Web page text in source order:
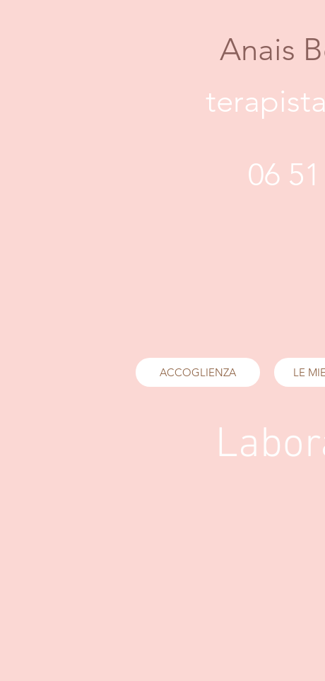
Anais
06
ACCOGLIENZA LE